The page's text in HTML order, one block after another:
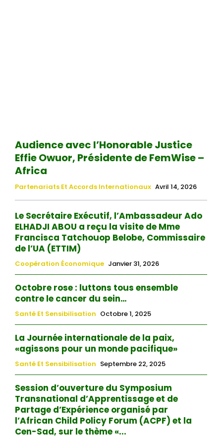
Audience avec l’Honorable Justice
Effie Owuor, Présidente de FemWise –
Africa
Partenariats Et Accords Internationaux Avril 14, 2026
Le Secrétaire Exécutif, l’Ambassadeur Ado
ELHADJI ABOU a reçu la visite de Mme
Francisca Tatchouop Belobe, Commissaire
de l’UA (ETTIM)
Coopération Économique Janvier 31, 2026
Octobre rose : luttons tous ensemble
contre le cancer du sein…
Santé Et Sensibilisation Octobre 1, 2025
La Journée internationale de la paix,
«agissons pour un monde pacifique»
Santé Et Sensibilisation Septembre 22, 2025
Session d’ouverture du Symposium
Transnational d’Apprentissage et de
Partage d’Expérience organisé par
l’African Child Policy Forum (ACPF) et la
Cen-Sad, sur le thème «...